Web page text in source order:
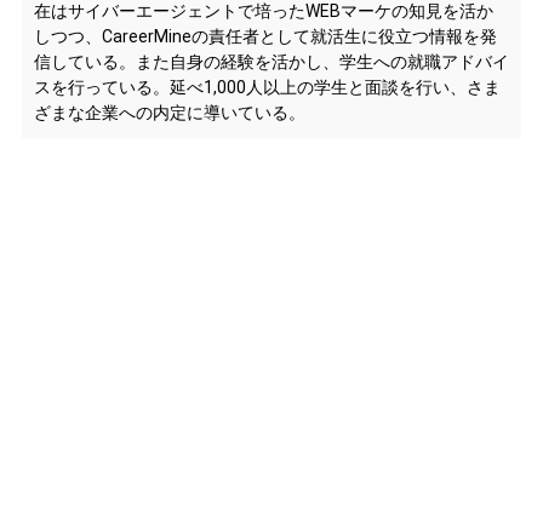
在はサイバーエージェントで培ったWEBマーケの知見を活か
しつつ、CareerMineの責任者として就活生に役立つ情報を発
信している。また自身の経験を活かし、学生への就職アドバイ
スを行っている。延べ1,000人以上の学生と面談を行い、さま
ざまな企業への内定に導いている。